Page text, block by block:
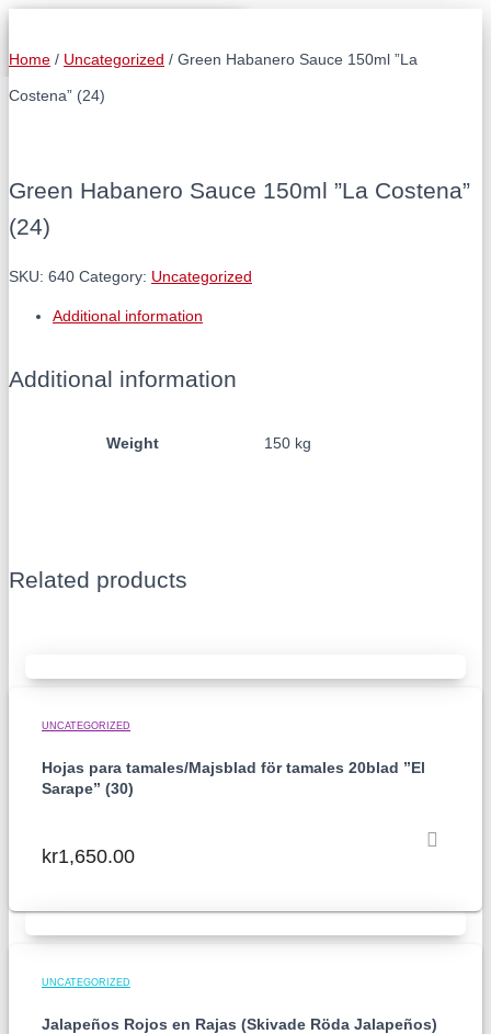
RealMexican
S
A
V
I
E
N
OM REALMEXICAN
Home / Uncategorized / Green Habanero Sauce 150ml ”La
Costena” (24)
Green Habanero Sauce 150ml ”La Costena”
(24)
SKU: 640 Category: Uncategorized
Additional information
Additional information
Weight 150 kg
Related products
UNCATEGORIZED
Hojas para tamales/Majsblad för tamales 20blad ”El
Sarape” (30)
kr1,650.00
UNCATEGORIZED
Jalapeños Rojos en Rajas (Skivade Röda Jalapeños)